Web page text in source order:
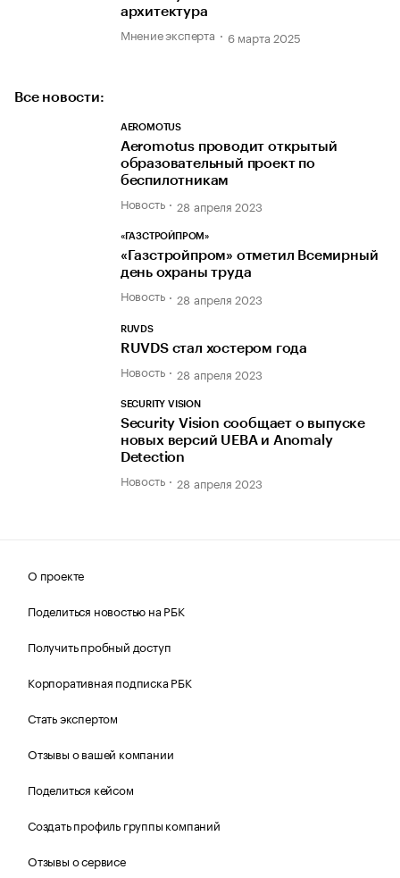
архитектура
Мнение эксперта 6 марта 2025
Все новости:
AEROMOTUS
Aeromotus проводит открытый
образовательный проект по
беспилотникам
Новость 28 апреля 2023
«ГАЗСТРОЙПРОМ»
«Газстройпром» отметил Всемирный
день охраны труда
Новость 28 апреля 2023
RUVDS
RUVDS стал хостером года
Новость 28 апреля 2023
SECURITY VISION
Security Vision сообщает о выпуске
новых версий UEBA и Anomaly
Detection
Новость 28 апреля 2023
О проекте
Поделиться новостью на РБК
Получить пробный доступ
Корпоративная подписка РБК
Стать экспертом
Отзывы о вашей компании
Поделиться кейсом
Создать профиль группы компаний
Отзывы о сервисе